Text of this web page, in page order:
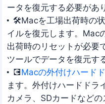
ータを復元する必要があ
🛠️Macを工場出荷時の
イルを復元します。Mac
出荷時のリセットが必要
ツールでデータを復元す
💽Macの外付けハード
ます。外付けハードドラ
カメラ、SDカードなど